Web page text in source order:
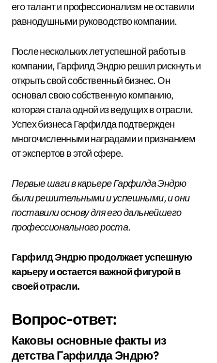
его талант и профессионализм не оставили
равнодушными руководство компании.
После нескольких лет успешной работы в
компании, Гарфилд Эндрю решил рискнуть и
открыть свой собственный бизнес. Он
основал свою собственную компанию,
которая стала одной из ведущих в отрасли.
Успех бизнеса Гарфилда подтвержден
многочисленными наградами и признанием
от экспертов в этой сфере.
Первые шаги в карьере Гарфилда Эндрю
были решительными и успешными, и они
поставили основу для его дальнейшего
профессионального роста.
Гарфилд Эндрю продолжает успешную
карьеру и остается важной фигурой в
своей отрасли.
Вопрос-ответ:
Каковы основные факты из
детства Гарфилда Эндрю?